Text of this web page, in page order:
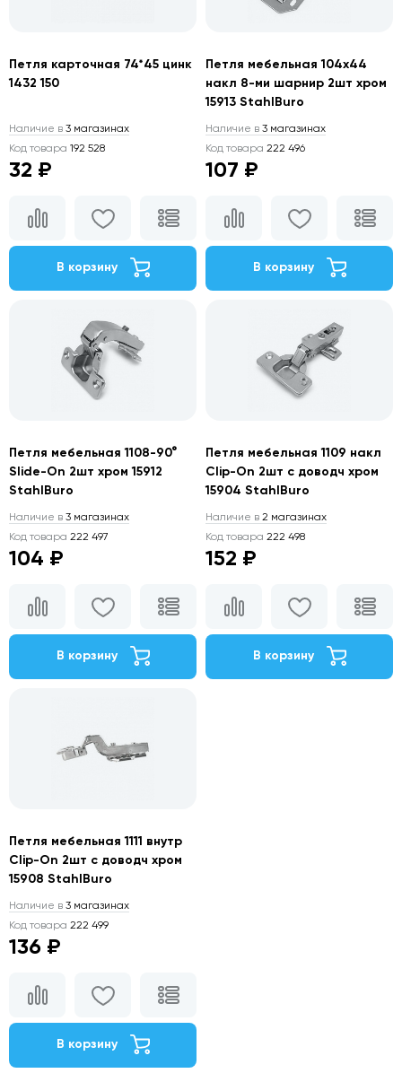
Петля карточная 74*45 цинк
1432 150
Наличие в 3 магазинах
Код товара 192 528
32 ₽
В корзину
Петля мебельная 104х44
накл 8-ми шарнир 2шт хром
15913 StahlBuro
Наличие в 3 магазинах
Код товара 222 496
107 ₽
В корзину
Петля мебельная 1108-90°
Slide-On 2шт хром 15912
StahlBuro
Наличие в 3 магазинах
Код товара 222 497
104 ₽
В корзину
Петля мебельная 1109 накл
Clip-On 2шт с доводч хром
15904 StahlBuro
Наличие в 2 магазинах
Код товара 222 498
152 ₽
В корзину
Петля мебельная 1111 внутр
Clip-On 2шт с доводч хром
15908 StahlBuro
Наличие в 3 магазинах
Код товара 222 499
136 ₽
В корзину